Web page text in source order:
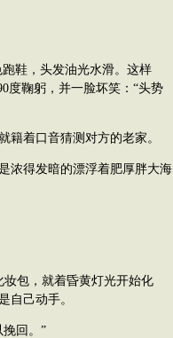
鞋，头发油光水滑。这样
度鞠躬，并一脸坏笑：“头势
着口音猜测对方的老家。
得发暗的漂浮着肥厚胖大海
包，就着昏黄灯光开始化
自己动手。
回。”